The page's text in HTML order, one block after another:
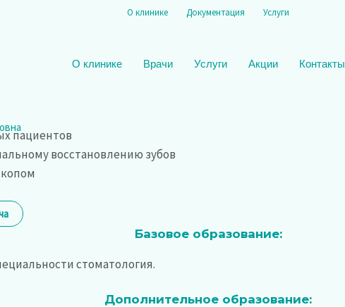
О клинике Документация Услуги
О клинике Врачи Услуги Акции Контакты
пациентов
восстановлению зубов
Базовое образование:
стоматология.
Дополнительное образование: